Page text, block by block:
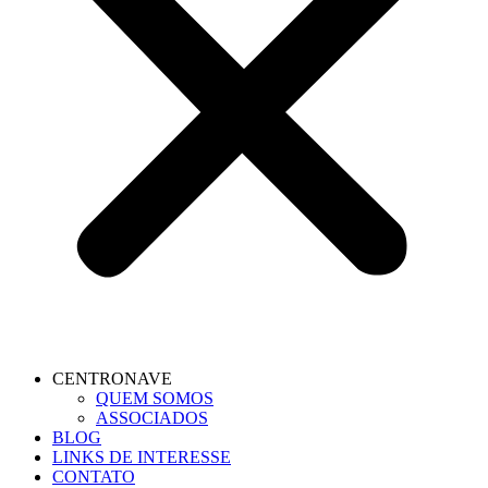
CENTRONAVE
QUEM SOMOS
ASSOCIADOS
BLOG
LINKS DE INTERESSE
CONTATO